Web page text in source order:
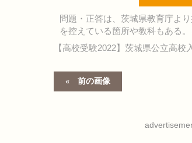
問題・正答は、茨城県教育庁よ
を控えている箇所や教科もある
【高校受験2022】茨城県公立高校
前の画像